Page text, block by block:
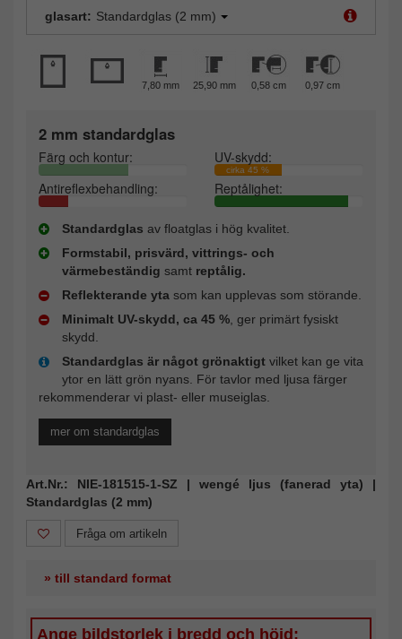
glasart: Standardglas (2 mm)
7,80 mm 25,90 mm 0,58 cm 0,97 cm
2 mm standardglas
Färg och kontur: UV-skydd:
cirka 45 %
Antireflexbehandling: Reptålighet:
Standardglas av floatglas i hög kvalitet.
Formstabil, prisvärd, vittrings- och
värmebeständig samt reptålig.
Reflekterande yta som kan upplevas som störande.
Minimalt UV-skydd, ca 45 % , ger primärt fysiskt
skydd.
Standardglas är något grönaktigt vilket kan ge vita
ytor en lätt grön nyans. För tavlor med ljusa färger
rekommenderar vi plast- eller museiglas.
mer om standardglas
Art.Nr.: NIE-181515-1-SZ | wengé ljus (fanerad yta) |
Standardglas (2 mm)
Fråga om artikeln
» till standard format
Ange bildstorlek i bredd och höjd: